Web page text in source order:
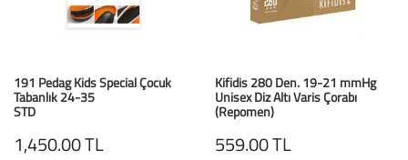
191 Pedag Kids Special Çocuk
Tabanlık 24-35
STD
1,450.00 TL
Kifidis 280 Den. 19-21 mmHg
Unisex Diz Altı Varis Çorabı
(Repomen)
Mavi / Blue
559.00 TL